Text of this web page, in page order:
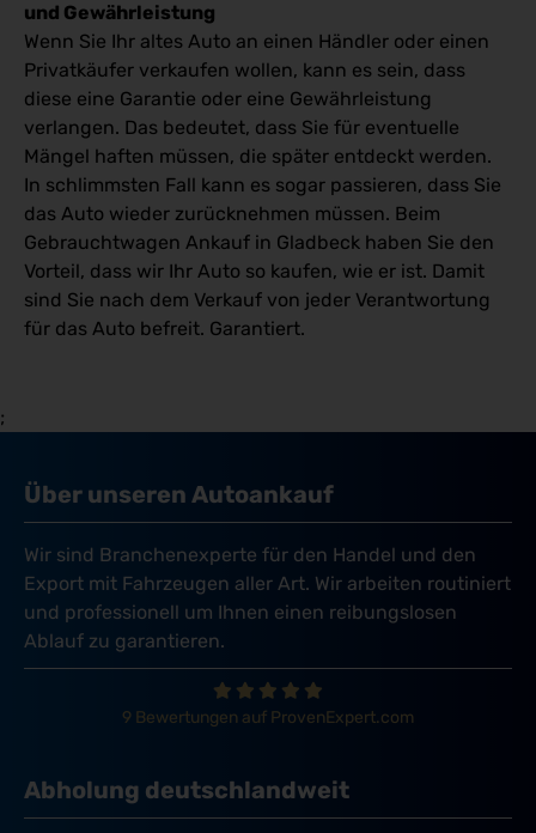
und Gewährleistung
Wenn Sie Ihr altes Auto an einen Händler oder einen
Privatkäufer verkaufen wollen, kann es sein, dass
diese eine Garantie oder eine Gewährleistung
verlangen. Das bedeutet, dass Sie für eventuelle
Mängel haften müssen, die später entdeckt werden.
In schlimmsten Fall kann es sogar passieren, dass Sie
das Auto wieder zurücknehmen müssen. Beim
Gebrauchtwagen Ankauf in Gladbeck haben Sie den
Vorteil, dass wir Ihr Auto so kaufen, wie er ist. Damit
sind Sie nach dem Verkauf von jeder Verantwortung
für das Auto befreit. Garantiert.
;
Über unseren Autoankauf
Wir sind Branchenexperte für den Handel und den
Export mit Fahrzeugen aller Art. Wir arbeiten routiniert
und professionell um Ihnen einen reibungslosen
Ablauf zu garantieren.
9 Bewertungen auf ProvenExpert.com
Abholung deutschlandweit